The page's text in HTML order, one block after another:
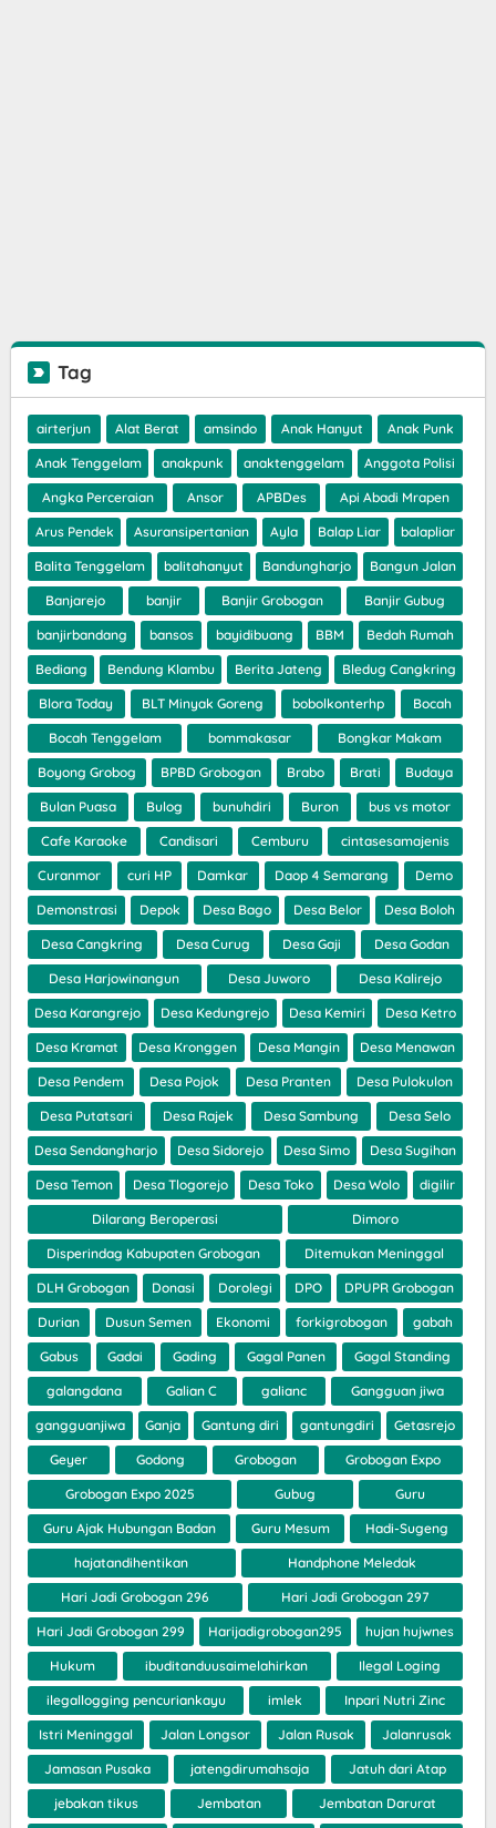
Tag
airterjun Alat Berat amsindo Anak Hanyut Anak Punk
Anak Tenggelam anakpunk anaktenggelam Anggota Polisi
Angka Perceraian Ansor APBDes Api Abadi Mrapen
Arus Pendek Asuransipertanian Ayla Balap Liar balapliar
Balita Tenggelam balitahanyut Bandungharjo Bangun Jalan
Banjarejo banjir Banjir Grobogan Banjir Gubug
banjirbandang bansos bayidibuang BBM Bedah Rumah
Bediang Bendung Klambu Berita Jateng Bledug Cangkring
Blora Today BLT Minyak Goreng bobolkonterhp Bocah
Bocah Tenggelam bommakasar Bongkar Makam
Boyong Grobog BPBD Grobogan Brabo Brati Budaya
Bulan Puasa Bulog bunuhdiri Buron bus vs motor
Cafe Karaoke Candisari Cemburu cintasesamajenis
Curanmor curi HP Damkar Daop 4 Semarang Demo
Demonstrasi Depok Desa Bago Desa Belor Desa Boloh
Desa Cangkring Desa Curug Desa Gaji Desa Godan
Desa Harjowinangun Desa Juworo Desa Kalirejo
Desa Karangrejo Desa Kedungrejo Desa Kemiri Desa Ketro
Desa Kramat Desa Kronggen Desa Mangin Desa Menawan
Desa Pendem Desa Pojok Desa Pranten Desa Pulokulon
Desa Putatsari Desa Rajek Desa Sambung Desa Selo
Desa Sendangharjo Desa Sidorejo Desa Simo Desa Sugihan
Desa Temon Desa Tlogorejo Desa Toko Desa Wolo digilir
Dilarang Beroperasi Dimoro
Disperindag Kabupaten Grobogan Ditemukan Meninggal
DLH Grobogan Donasi Dorolegi DPO DPUPR Grobogan
Durian Dusun Semen Ekonomi forkigrobogan gabah
Gabus Gadai Gading Gagal Panen Gagal Standing
galangdana Galian C galianc Gangguan jiwa
gangguanjiwa Ganja Gantung diri gantungdiri Getasrejo
Geyer Godong Grobogan Grobogan Expo
Grobogan Expo 2025 Gubug Guru
Guru Ajak Hubungan Badan Guru Mesum Hadi-Sugeng
hajatandihentikan Handphone Meledak
Hari Jadi Grobogan 296 Hari Jadi Grobogan 297
Hari Jadi Grobogan 299 Harijadigrobogan295 hujan hujwnes
Hukum ibuditanduusaimelahirkan Ilegal Loging
ilegallogging pencuriankayu imlek Inpari Nutri Zinc
Istri Meninggal Jalan Longsor Jalan Rusak Jalanrusak
Jamasan Pusaka jatengdirumahsaja Jatuh dari Atap
jebakan tikus Jembatan Jembatan Darurat